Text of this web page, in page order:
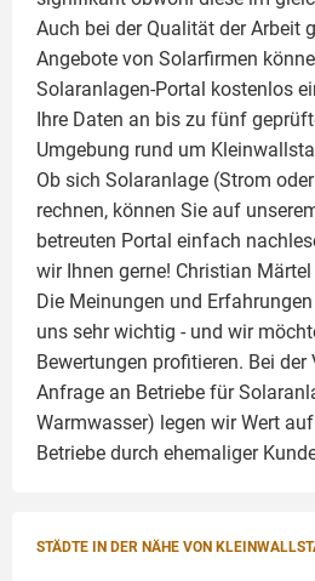
Auch bei der Qualität der Arbeit
Angebote von Solarfirmen
Solaranlagen-Portal kostenlos
Ihre Daten an bis zu fünf
Umgebung rund um
Ob sich Solaranlage (Strom
rechnen, können Sie auf
betreuten Portal einfach
wir Ihnen gerne! Christian Märtel
Die Meinungen und
uns sehr wichtig - und wir
Bewertungen profitieren. Bei
Anfrage an Betriebe für
Warmwasser) legen wir Wert
Betriebe durch ehemaliger
STÄDTE IN DER NÄHE VON